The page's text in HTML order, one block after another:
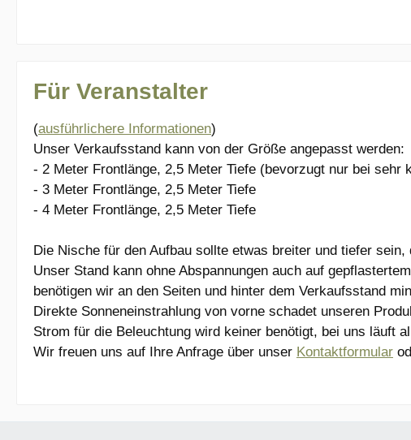
Für Veranstalter
(ausführlichere Informationen)
Unser Verkaufsstand kann von der Größe angepasst werden:
- 2 Meter Frontlänge, 2,5 Meter Tiefe (bevorzugt nur bei sehr
- 3 Meter Frontlänge, 2,5 Meter Tiefe
- 4 Meter Frontlänge, 2,5 Meter Tiefe
Die Nische für den Aufbau sollte etwas breiter und tiefer
Unser Stand kann ohne Abspannungen auch auf
benötigen wir an den Seiten und hinter dem Verkaufsstand
Direkte Sonneneinstrahlung von vorne schadet unseren
Strom für die Beleuchtung wird keiner benötigt, bei uns läuft
Wir freuen uns auf Ihre Anfrage über unser Kontaktformular